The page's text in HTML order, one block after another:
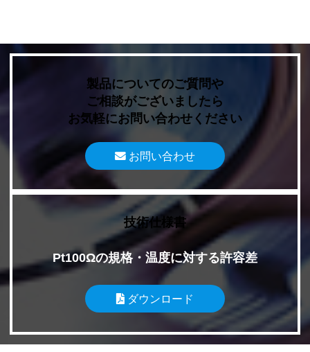
製品についてのご質問や
ご相談がございましたら
お気軽にお問い合わせください
お問い合わせ
技術仕様書
Pt100Ωの規格・温度に対する許容差
ダウンロード